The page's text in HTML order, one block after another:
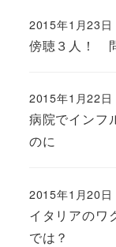
傍聴３人！
2015年1月23日
病院でインフ
のに
2015年1月22日
イタリアのワ
では？
2015年1月20日